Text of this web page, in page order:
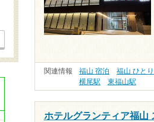
関連情報 福山 宿泊 福山 ひと
横尾駅
東福山駅
ホテルグランティア福山